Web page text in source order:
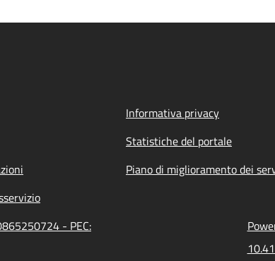
Informativa privacy
Statistiche del portale
Piano di miglioramento dei
- PEC: